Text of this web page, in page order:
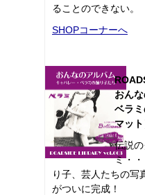
ることのできない。
SHOPコーナーへ
おん
ベラ
マット
伝説
ミ・
り子、芸人たちの写
がついに完成！